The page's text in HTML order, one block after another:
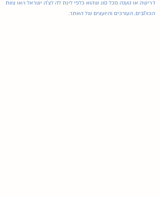
דרישה או טענה מכל סוג שהוא כלפי ליגת לה לצ'ה ישראל ו/או צוות
הכותבים, העורכים והיועצים של האתר.